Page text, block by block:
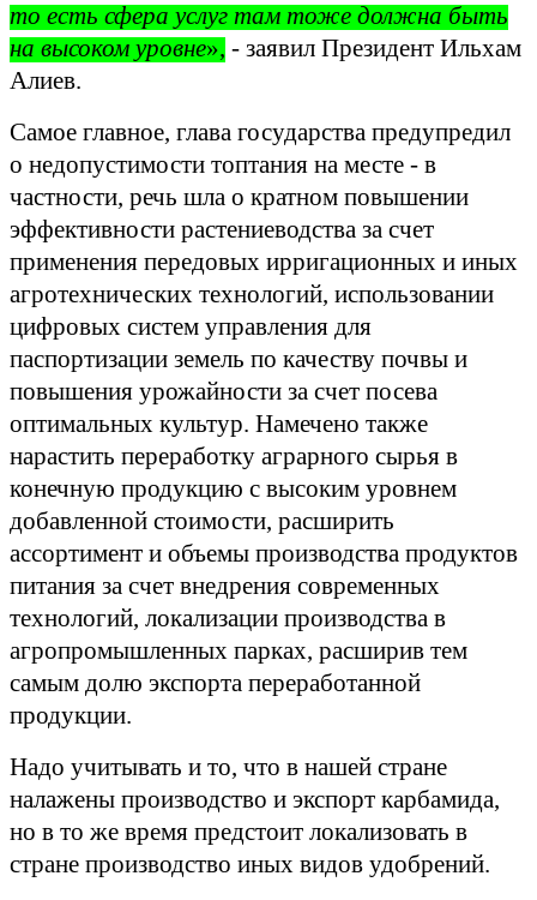
то есть сфера услуг там тоже должна быть
на высоком уровне», - заявил Президент Ильхам
Алиев.
Самое главное, глава государства предупредил
о недопустимости топтания на месте - в
частности, речь шла о кратном повышении
эффективности растениеводства за счет
применения передовых ирригационных и иных
агротехнических технологий, использовании
цифровых систем управления для
паспортизации земель по качеству почвы и
повышения урожайности за счет посева
оптимальных культур. Намечено также
нарастить переработку аграрного сырья в
конечную продукцию с высоким уровнем
добавленной стоимости, расширить
ассортимент и объемы производства продуктов
питания за счет внедрения современных
технологий, локализации производства в
агропромышленных парках, расширив тем
самым долю экспорта переработанной
продукции.
Надо учитывать и то, что в нашей стране
налажены производство и экспорт карбамида,
но в то же время предстоит локализовать в
стране производство иных видов удобрений.